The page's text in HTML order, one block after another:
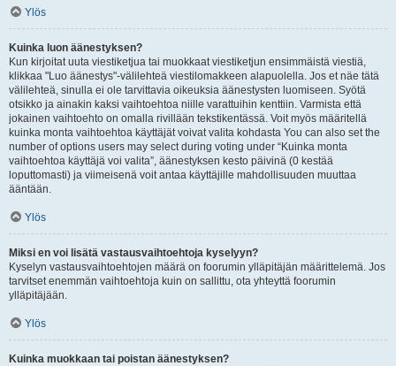
Ylös
Kuinka luon äänestyksen?
Kun kirjoitat uuta viestiketjua tai muokkaat viestiketjun ensimmäistä viestiä,
klikkaa "Luo äänestys"-välilehteä viestilomakkeen alapuolella. Jos et näe tätä
välilehteä, sinulla ei ole tarvittavia oikeuksia äänestysten luomiseen. Syötä
otsikko ja ainakin kaksi vaihtoehtoa niille varattuihin kenttiin. Varmista että
jokainen vaihtoehto on omalla rivillään tekstikentässä. Voit myös määritellä
kuinka monta vaihtoehtoa käyttäjät voivat valita kohdasta You can also set the
number of options users may select during voting under “Kuinka monta
vaihtoehtoa käyttäjä voi valita”, äänestyksen kesto päivinä (0 kestää
loputtomasti) ja viimeisenä voit antaa käyttäjille mahdollisuuden muuttaa
ääntään.
Ylös
Miksi en voi lisätä vastausvaihtoehtoja kyselyyn?
Kyselyn vastausvaihtoehtojen määrä on foorumin ylläpitäjän määrittelemä. Jos
tarvitset enemmän vaihtoehtoja kuin on sallittu, ota yhteyttä foorumin
ylläpitäjään.
Ylös
Kuinka muokkaan tai poistan äänestyksen?